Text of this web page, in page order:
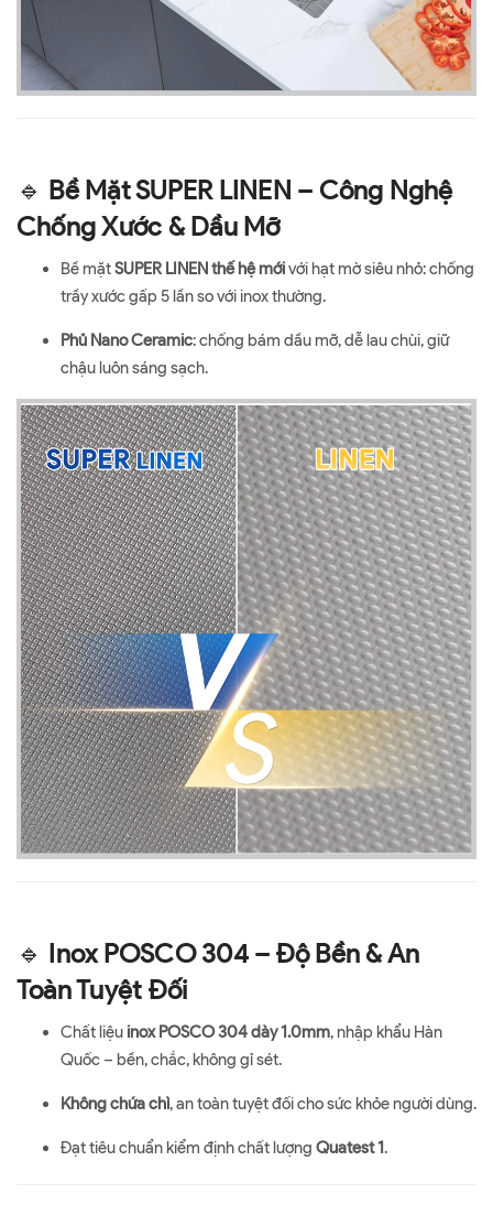
🔹 Bề Mặt SUPER LINEN – Công Nghệ
Chống Xước & Dầu Mỡ
Bề mặtSUPER LINEN thế hệ mớivới hạt mờ siêu nhỏ: chống
trầy xước gấp 5 lần so với inox thường.
Phủ Nano Ceramic: chống bám dầu mỡ, dễ lau chùi, giữ
chậu luôn sáng sạch.
🔹 Inox POSCO 304 – Độ Bền & An
Toàn Tuyệt Đối
Chất liệuinox POSCO 304 dày 1.0mm, nhập khẩu Hàn
Quốc – bền, chắc, không gỉ sét.
Không chứa chì, an toàn tuyệt đối cho sức khỏe người dùng.
Đạt tiêu chuẩn kiểm định chất lượng Quatest 1.